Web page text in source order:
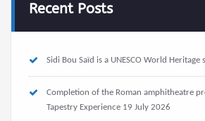
Recent Posts
Sidi Bou Saïd is a UNESCO World Heritage
Completion of the Roman amphitheatre
Tapestry Experience 19 July 2026